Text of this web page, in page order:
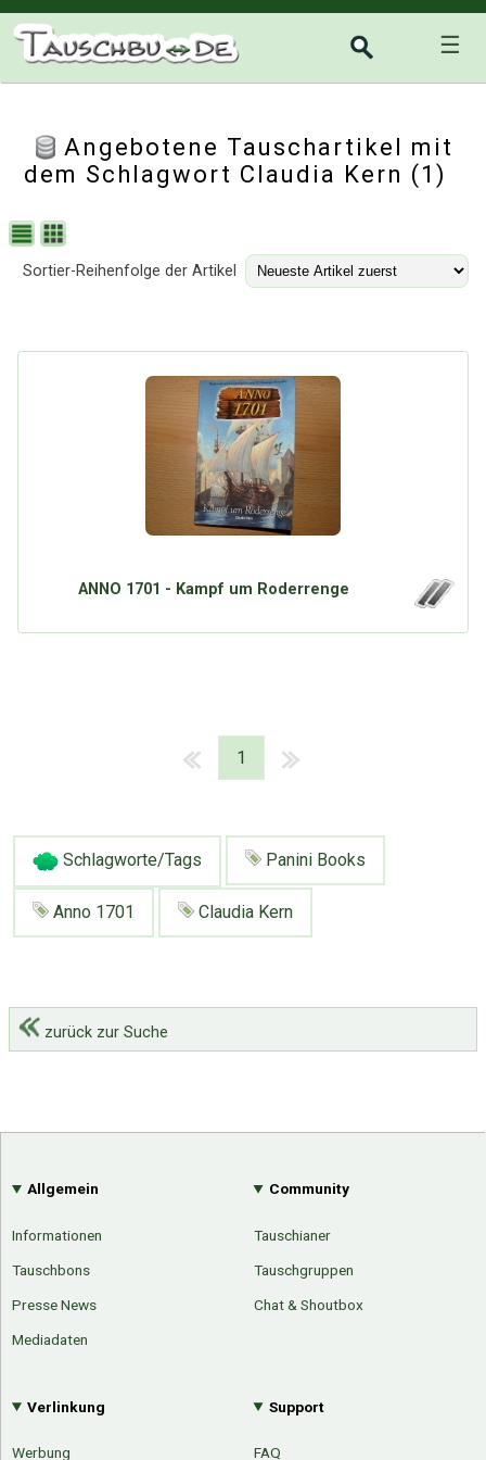
☰
Angebotene Tauschartikel mit
dem Schlagwort Claudia Kern (1)
Sortier-Reihenfolge der Artikel
ANNO 1701 - Kampf um Roderrenge
1
Schlagworte/Tags Panini Books
Anno 1701 Claudia Kern
zurück zur Suche
Allgemein
Informationen
Tauschbons
Presse News
Mediadaten
Community
Tauschianer
Tauschgruppen
Chat & Shoutbox
Verlinkung
Werbung
Support
FAQ